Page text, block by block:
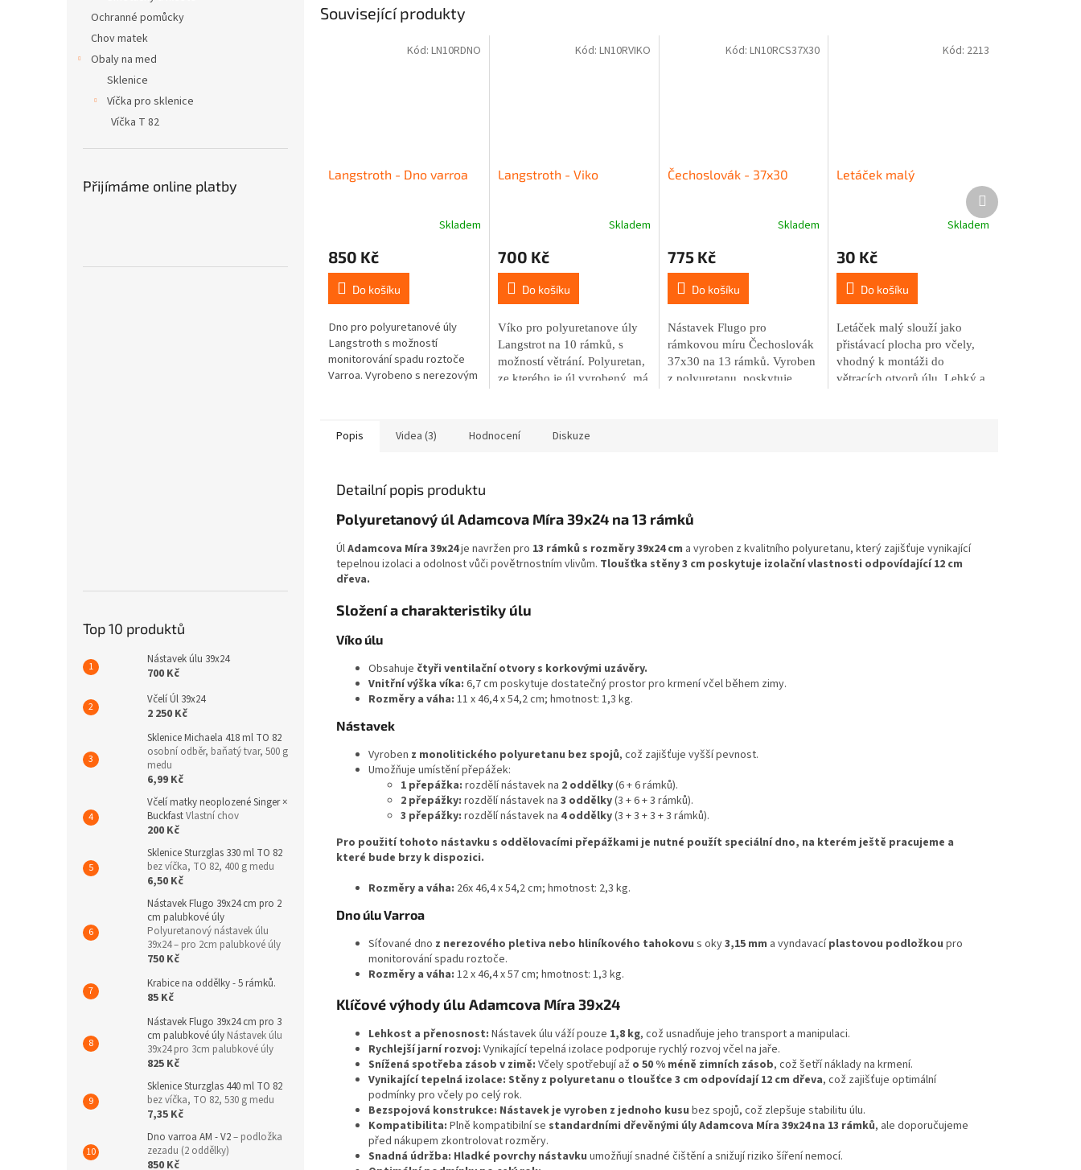
Ochranné pomůcky
Chov matek
Obaly na med
Sklenice
Víčka pro sklenice
Víčka T 82
Přijímáme online platby
Top 10 produktů
Nástavek úlu 39x24
700 Kč
Včelí Úl 39x24
2 250 Kč
Sklenice Michaela 418 ml TO 82
osobní odběr, baňatý tvar, 500 g
medu
6,99 Kč
Včelí matky neoplozené Singer ×
BuckfastVlastní chov
200 Kč
Sklenice Sturzglas 330 ml TO 82
bez víčka, TO 82, 400 g medu
6,50 Kč
Nástavek Flugo 39x24 cm pro 2
cm palubkové úly
Polyuretanový nástavek úlu
39x24 – pro 2cm palubkové úly
750 Kč
Krabice na oddělky - 5 rámků.
85 Kč
Nástavek Flugo 39x24 cm pro 3
cm palubkové úly Nástavek úlu
39x24 pro 3cm palubkové úly
825 Kč
Sklenice Sturzglas 440 ml TO 82
bez víčka, TO 82, 530 g medu
7,35 Kč
Dno varroa AM - V2– podložka
zezadu (2 oddělky)
850 Kč
Související produkty
Langstroth - Dno varroa
Skladem
850 Kč
Do košíku
Dno pro polyuretanové úly
Langstroth s možností
monitorování spadu roztoče
Varroa. Vyrobeno s nerezovým
12 x 46,4 x 57 cm; hmotnost 1,3
Kód: LN10RDNO
Langstroth - Viko
Skladem
700 Kč
Do košíku
Víko pro polyuretanove úly
Langstrot na 10 rámků, s
možností větrání. Polyuretan,
ze kterého je úl vyrobený, má
odpovídá 30 cm dřeva.
Kód: LN10RVIKO
Čechoslovák - 37x30
Skladem
775 Kč
Do košíku
Nástavek Flugo pro
rámkovou míru Čechoslovák
37x30 na 13 rámků. Vyroben
z polyuretanu, poskytuje
Kód:LN10RCS37X30
Letáček malý
produktu
je
5,0
z
hvězdiček.
Skladem
30 Kč
Do košíku
Letáček malý slouží jako
přistávací plocha pro včely,
vhodný k montáži do
větracích otvorů úlu. Lehký a
Kód: 2213
Další
produkt
Popis Videa (3) Hodnocení Diskuze
Detailní popis produktu
Polyuretanový úl Adamcova Míra 39x24 na 13 rámků
ÚlAdamcova Míra 39x24je navržen pro 13 rámků s rozměry 39x24 cm a vyroben z kvalitního polyuretanu, který zajišťuje vynikající
tepelnou izolaci a odolnost vůči povětrnostním vlivům. Tloušťka stěny 3 cm poskytuje izolační vlastnosti odpovídající 12 cm
dřeva.
Složení a charakteristiky úlu
Víko úlu
Obsahuje čtyři ventilační otvory s korkovými uzávěry.
Vnitřní výška víka: 6,7 cm poskytuje dostatečný prostor pro krmení včel během zimy.
Rozměry a váha: 11 x 46,4 x 54,2 cm; hmotnost: 1,3 kg.
Nástavek
Vyroben z monolitického polyuretanu bez spojů, což zajišťuje vyšší pevnost.
Umožňuje umístění přepážek:
1 přepážka: rozdělí nástavek na 2 oddělky(6 + 6 rámků).
2 přepážky: rozdělí nástavek na 3 oddělky(3 + 6 + 3 rámků).
3 přepážky: rozdělí nástavek na 4 oddělky(3 + 3 + 3 + 3 rámků).
Pro použití tohoto nástavku s oddělovacími přepážkami je nutné použít speciální dno, na kterém ještě pracujeme a
které bude brzy k dispozici.
Rozměry a váha: 26x 46,4 x 54,2 cm; hmotnost: 2,3 kg.
Dno úlu Varroa
Síťované dno z nerezového pletiva nebo hliníkového tahokovu s oky3,15 mm a vyndavacíplastovou podložkou pro
monitorování spadu roztoče.
Rozměry a váha: 12 x 46,4 x 57 cm; hmotnost: 1,3 kg.
Klíčové výhody úlu Adamcova Míra 39x24
Lehkost a přenosnost: Nástavek úlu váží pouze 1,8 kg, což usnadňuje jeho transport a manipulaci.
Rychlejší jarní rozvoj: Vynikající tepelná izolace podporuje rychlý rozvoj včel na jaře.
Snížená spotřeba zásob v zimě: Včely spotřebují až o 50 % méně zimních zásob, což šetří náklady na krmení.
Vynikající tepelná izolace: Stěny z polyuretanu o tloušťce 3 cm odpovídají 12 cm dřeva, což zajišťuje optimální
podmínky pro včely po celý rok.
Bezspojová konstrukce: Nástavek je vyroben z jednoho kusu bez spojů, což zlepšuje stabilitu úlu.
Kompatibilita: Plně kompatibilní se standardními dřevěnými úly Adamcova Míra 39x24 na 13 rámků, ale doporučujeme
před nákupem zkontrolovat rozměry.
Snadná údržba: Hladké povrchy nástavku umožňují snadné čištění a snižují riziko šíření nemocí.